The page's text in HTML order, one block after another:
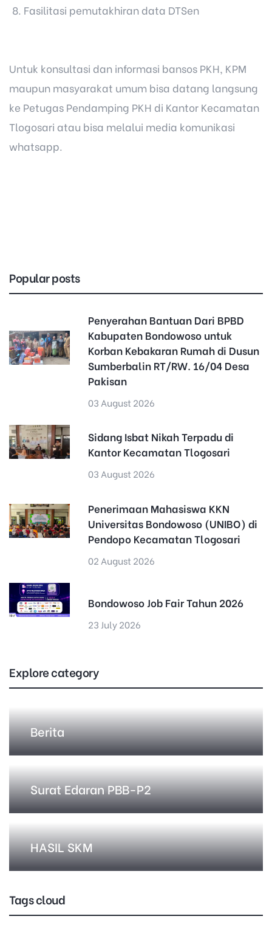
Fasilitasi pemutakhiran data DTSen
Untuk konsultasi dan informasi bansos PKH, KPM
maupun masyarakat umum bisa datang langsung
ke Petugas Pendamping PKH di Kantor Kecamatan
Tlogosari atau bisa melalui media komunikasi
whatsapp.
Popular posts
Penyerahan Bantuan Dari BPBD
Kabupaten Bondowoso untuk
Korban Kebakaran Rumah di Dusun
Sumberbalin RT/RW. 16/04 Desa
Pakisan
03 August 2026
Sidang Isbat Nikah Terpadu di
Kantor Kecamatan Tlogosari
03 August 2026
Penerimaan Mahasiswa KKN
Universitas Bondowoso (UNIBO) di
Pendopo Kecamatan Tlogosari
02 August 2026
Bondowoso Job Fair Tahun 2026
23 July 2026
Explore category
Berita
Surat Edaran PBB-P2
HASIL SKM
Tags cloud